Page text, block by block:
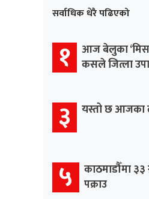
सर्वाधिक धेरै पढिएको
१
आज बेलुका ‘मिस
कसले जित्ला
३ यस्तो छ आजका
५
काठमाडौँमा ३३
पक्राउ